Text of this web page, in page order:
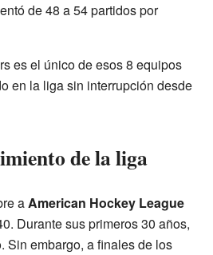
de 48 a 54 partidos por
es el único de esos 8 equipos
en la liga sin interrupción desde
de la liga
aAmerican Hockey League
Durante sus primeros 30 años,
Sin embargo, a finales de los